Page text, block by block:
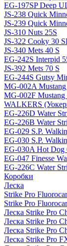
EG-197SP Deep
JS-238 Quick
JS-239 Quick
JS-310 Nuts 25S
JS-322 Cooky 30
JS-340 Mets 40 S
EG-242S Interpid
JS-392 Mets 70 S
EG-244S Gutsy
MG-002A
MG-002F
WALKERS
EG-226D Water
EG-226B Water
EG-029 S.P.
EG-030 S.P.
EG-030A Hot Dog
EG-047 Finesse
EG-226C Water
Коробки
Леска
Strike Pro
Strike Pro
Леска Strike Pro
Леска Strike Pro
Леска Strike Pro
Леска Strike Pro